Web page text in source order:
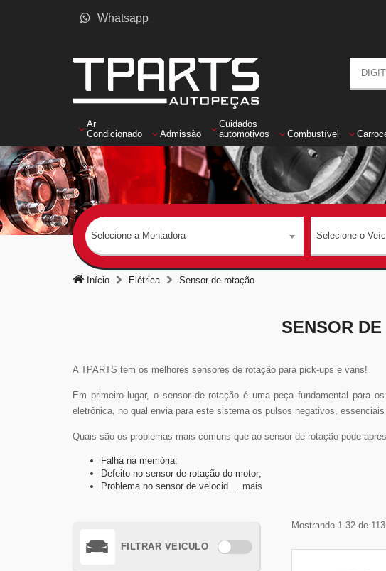
Whatsapp
Ar
Condicionado
Admissão
Cuidados
automotivos
Combustível
Selecione a Montadora Selecione o
Início Elétrica Sensor de rotação
SENSOR
A TPARTS tem os melhores sensores de rotação para pick-ups e vans!
Em primeiro lugar, o sensor de rotação é uma peça fundamental para
eletrônica, no qual envia para este sistema os pulsos negativos, essenciais
Quais são os problemas mais comuns que ao sensor de rotação pode
Falha na memória;
Defeito no sensor de rotação do motor;
Problema no sensor de velocid ... mais
FILTRAR VEICULO
Mostrando 1-32 de